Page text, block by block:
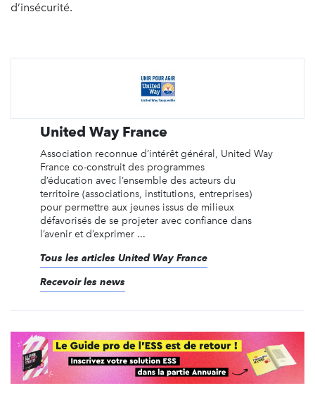
d’insécurité.
United Way France
Association reconnue d’intérêt général, United Way
France co-construit des programmes
d’éducation avec l’ensemble des acteurs du
territoire (associations, institutions, entreprises)
pour permettre aux jeunes issus de milieux
défavorisés de se projeter avec confiance dans
l’avenir et d’exprimer ...
Tous les articles United Way France
Recevoir les news